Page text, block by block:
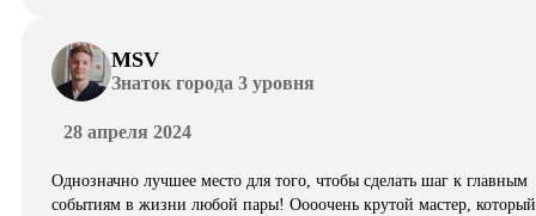
MSV
Знаток города 3 уровня
28 апреля 2024
Однозначно лучшее место для того, чтобы сделать шаг к главным
событиям в жизни любой пары! Оооочень крутой мастер, который